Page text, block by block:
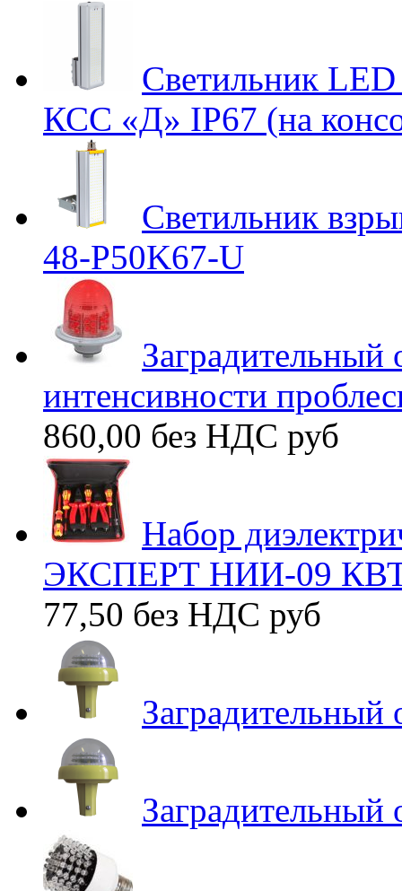
Светильник
КСС «Д» IP67 (на
Светильник
48-P50K67-U
интенсивности
860,00 без НДС руб
Набор
ЭКСПЕРТ НИИ-09 КВТ
77,50 без НДС руб